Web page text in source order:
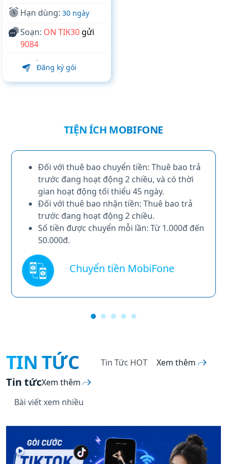
Hạn dùng: 30 ngày
Soạn: ON TIK30gửi
9084
Đăng ký gói
TIỆN ÍCH MOBIFONE
Đối với thuê bao chuyển tiền: Thuê bao trả
trước đang hoạt động 2 chiều, và có thời
gian hoạt động tối thiểu 45 ngày.
Đối với thuê bao nhận tiền: Thuê bao trả
trước đang hoạt động 2 chiều.
Số tiền được chuyển mỗi lần: Từ 1.000đ đến
50.000đ.
Chuyển tiền MobiFone
TIN TỨC
Tin tứcXem thêm
Tin Tức HOT
Bài viết xem nhiều
Xem thêm